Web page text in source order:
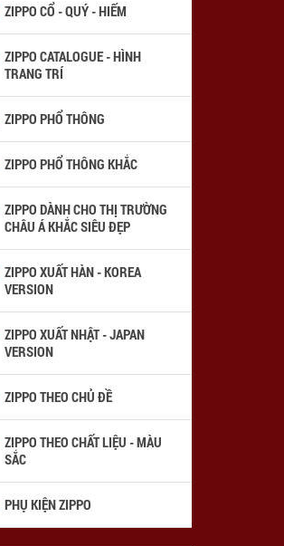
ZIPPO CỔ - QUÝ - HIẾM
ZIPPO CATALOGUE - HÌNH
TRANG TRÍ
ZIPPO PHỔ THÔNG
ZIPPO PHỔ THÔNG KHẮC
ZIPPO DÀNH CHO THỊ TRƯỜNG
CHÂU Á KHẮC SIÊU ĐẸP
ZIPPO XUẤT HÀN - KOREA
VERSION
ZIPPO XUẤT NHẬT - JAPAN
VERSION
ZIPPO THEO CHỦ ĐỀ
ZIPPO THEO CHẤT LIỆU - MÀU
SẮC
PHỤ KIỆN ZIPPO